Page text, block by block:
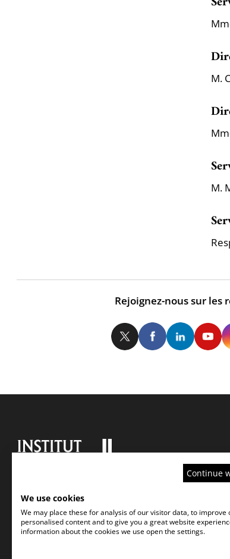
M.
M.
Rejoignez-nous sur les
Twitter
Continue
We use cookies
We may place these for analysis of our visitor data, to improve
personalised content and to give you a great website
information about the cookies we use open the settings.